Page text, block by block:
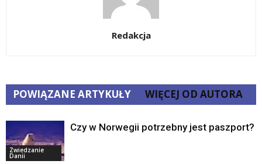
Redakcja
POWIĄZANE ARTYKUŁY WIĘCEJ OD AUTORA
Zwiedzanie
Danii
Czy w Norwegii potrzebny jest paszport?